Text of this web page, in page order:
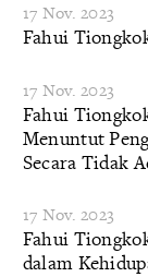
17 Nov. 2023
Fahui
17 Nov. 2023
Fahui
Menuntut
Secara Tidak
17 Nov. 2023
Fahui
dalam